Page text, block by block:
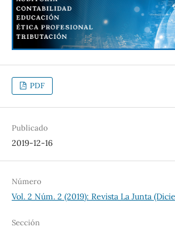
PDF
Publicado
2019-12-16
Número
Vol. 2 Núm. 2 (2019): Revista La Junta
Sección